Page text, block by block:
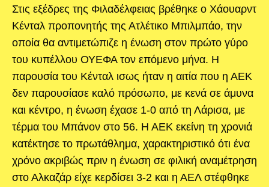
Στις εξέδρες της Φιλαδέλφειας βρέθηκε ο Χάουαρντ
Κένταλ προπονητής της Ατλέτικο Μπιλμπάο, την
οποία θα αντιμετώπιζε η ένωση στον πρώτο γύρο
του κυπέλλου ΟΥΕΦΑ τον επόμενο μήνα. Η
παρουσία του Κένταλ ισως ήταν η αιτία που η ΑΕΚ
δεν παρουσίασε καλό πρόσωπο, με κενά σε άμυνα
και κέντρο, η ένωση έχασε 1-0 από τη Λάρισα, με
τέρμα του Μπάνον στο 56. Η ΑΕΚ εκείνη τη χρονιά
κατέκτησε το πρωτάθλημα, χαρακτηριστικό ότι ένα
χρόνο ακριβώς πριν η ένωση σε φιλική αναμέτρηση
στο Αλκαζάρ είχε κερδίσει 3-2 και η ΑΕΛ στέφθηκε